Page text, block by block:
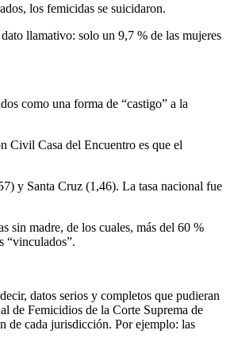
los femicidas se suicidaron.
llamativo: solo un 9,7 % de las mujeres
como una forma de “castigo” a la
Civil Casa del Encuentro es que el
y Santa Cruz (1,46). La tasa nacional fue
sin madre, de los cuales, más del 60 %
“vinculados”.
datos serios y completos que pudieran
de Femicidios de la Corte Suprema de
de cada jurisdicción. Por ejemplo: las